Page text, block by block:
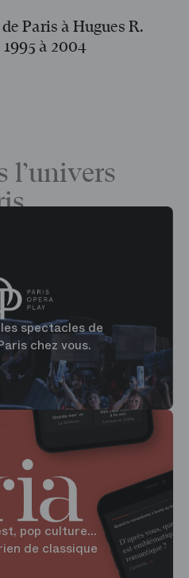
Paris à Hugues R.
à 2004
l’univers
spectacles de
chez vous.
pop culture...
de classique